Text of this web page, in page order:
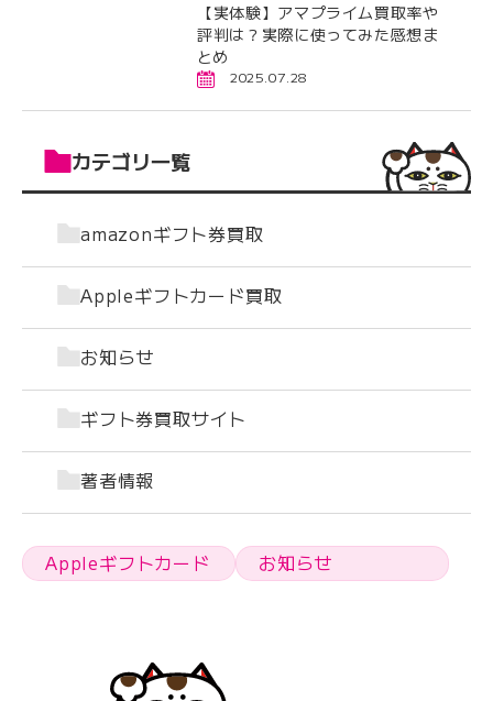
【実体験】アマプライム買取率や
評判は？実際に使ってみた感想ま
とめ
2025.07.28
カテゴリ一覧
amazonギフト券買取
Appleギフトカード買取
お知らせ
ギフト券買取サイト
著者情報
Appleギフトカード お知らせ